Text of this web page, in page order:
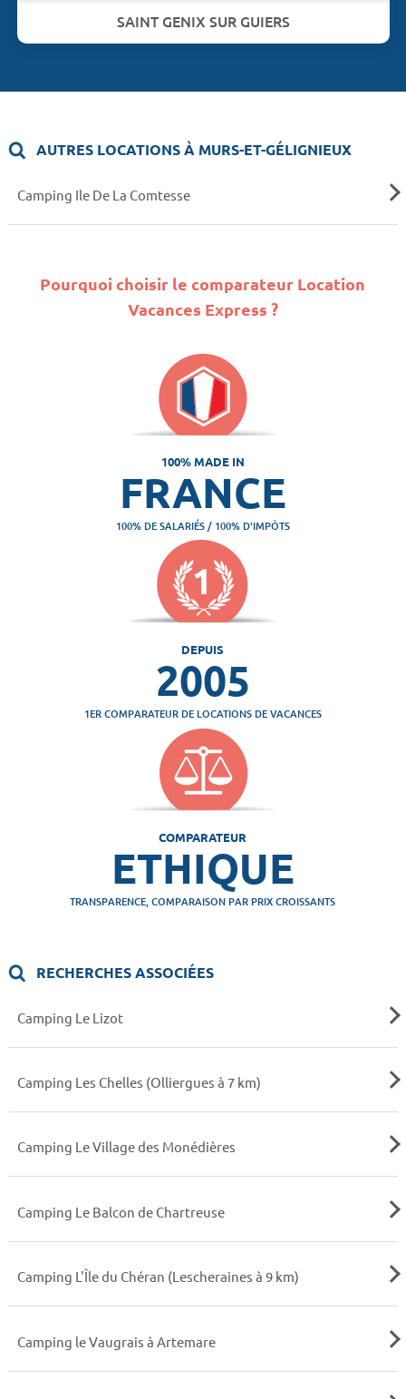
SAINT GENIX SUR GUIERS
AUTRES LOCATIONS À MURS-ET-GÉLIGNIEUX
Camping Ile De La Comtesse
Pourquoi choisir le comparateur Location
Vacances Express ?
100% MADE IN
FRANCE
100% DE SALARIÉS / 100% D'IMPÔTS
DEPUIS
2005
1ER COMPARATEUR DE LOCATIONS DE VACANCES
COMPARATEUR
ETHIQUE
TRANSPARENCE, COMPARAISON PAR PRIX CROISSANTS
RECHERCHES ASSOCIÉES
Camping Le Lizot
Camping Les Chelles (Olliergues à 7 km)
Camping Le Village des Monédières
Camping Le Balcon de Chartreuse
Camping L'Île du Chéran (Lescheraines à 9 km)
Camping le Vaugrais à Artemare